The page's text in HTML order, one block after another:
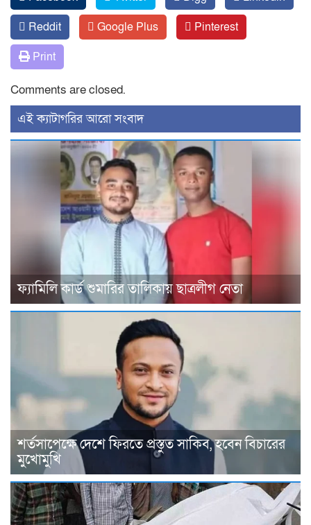
Reddit
Google Plus
Pinterest
Print
Comments are closed.
‍এই ক্যাটাগরির ‍আরো সংবাদ
ফ্যামিলি কার্ড শুমারির তালিকায় ছাত্রলীগ নেতা
শর্তসাপেক্ষে দেশে ফিরতে প্রস্তুত সাকিব, হবেন বিচারের
মুখোমুখি